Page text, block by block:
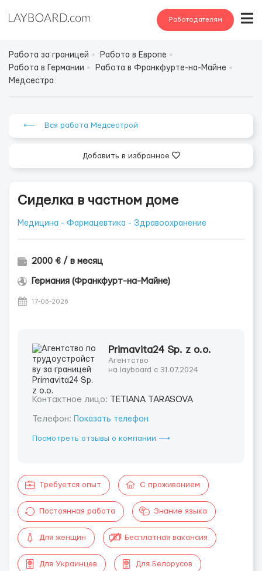
Работодателям
Работа за границей
Работа в Европе
Работа в Германии
Работа в Франкфурте-на-Майне
Медсестра
⟵ Вся работа Медсестрой
Добавить в избранное
Сиделка в частном доме
Медицина - Фармацевтика - Здравоохранение
2000 € / в месяц
Германия (Франкфурт-на-Майне)
17-06-2026
Primavita24 Sp. z o.o.
Агентство
на layboard с 31.07.2024
Контактное лицо: TETIANA TARASOVA
Телефон: Показать телефон
Посмотреть отзывы о компании ⟶
Требуется опыт С проживанием
Постоянная работа Знание языка
Для женщин Бесплатная вакансия
Для Украинцев Для Белорусов